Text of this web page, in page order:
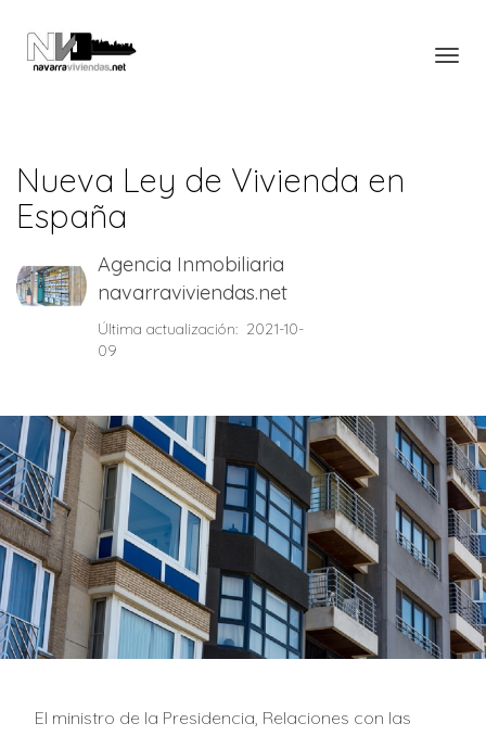
Nueva Ley de Vivienda en
España
Agencia Inmobiliaria
navarraviviendas.net
Última actualización: 2021-10-
09
El ministro de la Presidencia, Relaciones con las